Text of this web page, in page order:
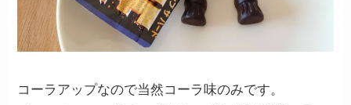
コーラアップなので当然コーラ味のみです。